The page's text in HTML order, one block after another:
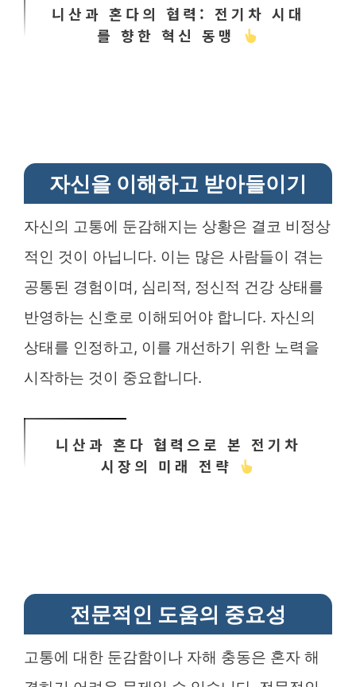
니산과 혼다의 협력: 전기차 시대
를 향한 혁신 동맹
자신을 이해하고 받아들이기
자신의 고통에 둔감해지는 상황은 결코 비정상
적인 것이 아닙니다. 이는 많은 사람들이 겪는
공통된 경험이며, 심리적, 정신적 건강 상태를
반영하는 신호로 이해되어야 합니다. 자신의
상태를 인정하고, 이를 개선하기 위한 노력을
시작하는 것이 중요합니다.
니산과 혼다 협력으로 본 전기차
시장의 미래 전략
전문적인 도움의 중요성
고통에 대한 둔감함이나 자해 충동은 혼자 해